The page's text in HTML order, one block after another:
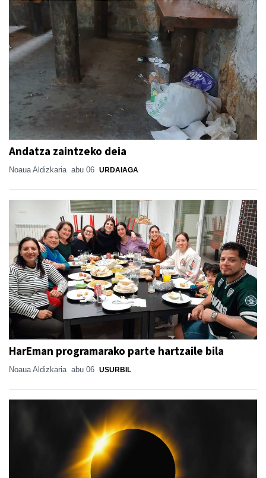
Andatza zaintzeko deia
Noaua Aldizkaria abu 06 URDAIAGA
HarEman programarako parte hartzaile bila
Noaua Aldizkaria abu 06 USURBIL